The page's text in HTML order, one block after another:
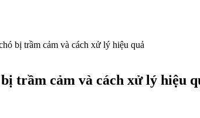
bị trầm cảm và cách xử lý hiệu quả
trầm cảm và cách xử lý hiệu